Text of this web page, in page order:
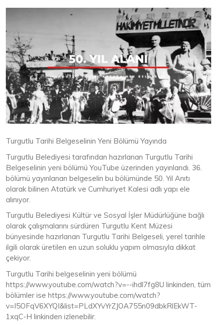
Turgutlu Tarihi Belgeselinin Yeni Bölümü Yayında
Turgutlu Belediyesi tarafından hazırlanan Turgutlu Tarihi
Belgeselinin yeni bölümü YouTube üzerinden yayınlandı. 36.
bölümü yayınlanan belgeselin bu bölümünde 50. Yıl Anıtı
olarak bilinen Atatürk ve Cumhuriyet Kalesi adlı yapı ele
alınıyor.
Turgutlu Belediyesi Kültür ve Sosyal İşler Müdürlüğüne bağlı
olarak çalışmalarını sürdüren Turgutlu Kent Müzesi
bünyesinde hazırlanan Turgutlu Tarihi Belgeseli, yerel tarihle
ilgili olarak üretilen en uzun soluklu yapım olmasıyla dikkat
çekiyor.
Turgutlu Tarihi belgeselinin yeni bölümü
https://www.youtube.com/watch?v=--ihdl7fg8U linkinden, tüm
bölümler ise https://www.youtube.com/watch?
v=I5OFqV6XYQI&list=PLdXYvYrZJOA755n09dbkRlEkWT-
1xqC-H linkinden izlenebilir.